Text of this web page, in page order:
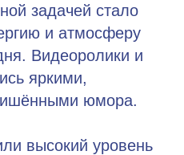
задачей стало
и атмосферу
Видеоролики и
яркими,
юмора.
высокий уровень